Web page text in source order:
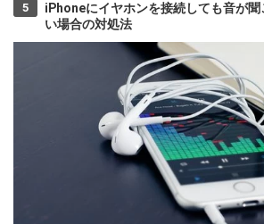
iPhoneにイヤホンを接続しても音が聞
い場合の対処法